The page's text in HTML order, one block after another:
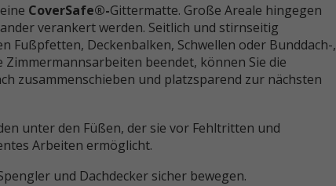
CoverSafe®-Gittermatte. Große Areale hingegen
verankert werden. Seitlich und stirnseitig
Fußpfetten, Deckenbalken, Schwellen oder Bunddach-,
beendet, können Sie die
zusammenschieben und platzsparend zur nächsten
unter den Füßen, der sie vor Fehltritten und
Arbeiten ermöglicht.
und Dachdecker sicher bewegen.